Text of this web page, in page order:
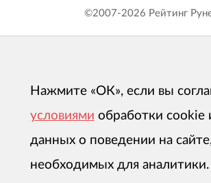
©2007-2026 Рейтинг
Нажмите «ОК», если вы
условиями обработки cookie
данных о поведении на
необходимых для аналитики.